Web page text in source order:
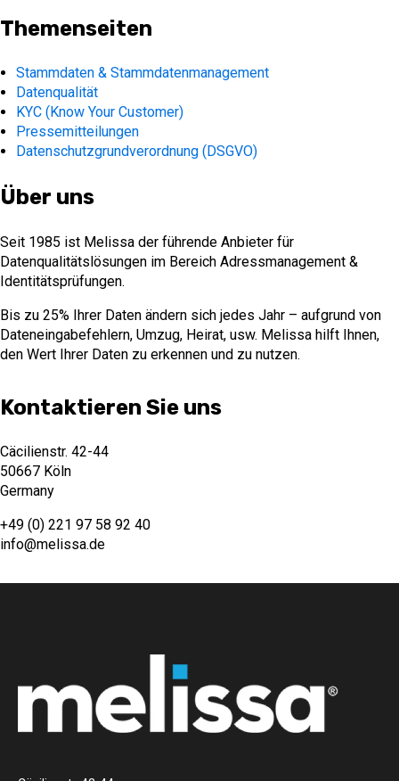
Themenseiten
Stammdaten & Stammdatenmanagement
Datenqualität
KYC (Know Your Customer)
Pressemitteilungen
Datenschutzgrundverordnung (DSGVO)
Über uns
Seit 1985 ist Melissa der führende Anbieter für
Datenqualitätslösungen im Bereich Adressmanagement &
Identitätsprüfungen.
Bis zu 25% Ihrer Daten ändern sich jedes Jahr – aufgrund von
Dateneingabefehlern, Umzug, Heirat, usw. Melissa hilft Ihnen,
den Wert Ihrer Daten zu erkennen und zu nutzen.
Kontaktieren Sie uns
Cäcilienstr. 42-44
50667 Köln
Germany
+49 (0) 221 97 58 92 40
info@melissa.de